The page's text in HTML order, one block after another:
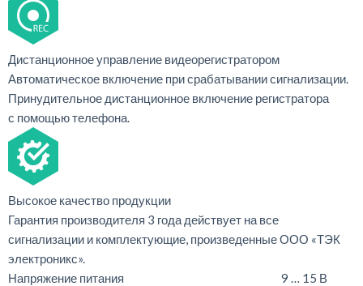
Дистанционное управление видеорегистратором
Автоматическое включение при срабатывании сигнализации.
Принудительное дистанционное включение регистратора
с помощью телефона.
Высокое качество продукции
Гарантия производителя 3 года действует на все
сигнализации и комплектующие, произведенные ООО «ТЭК
электроникс».
Напряжение питания
9 … 15 В